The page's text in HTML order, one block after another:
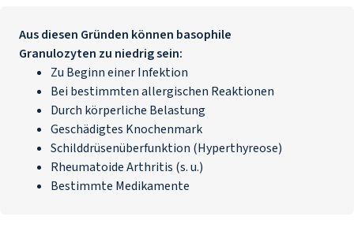
Aus diesen Gründen können basophile
Granulozyten zu niedrig sein:
Zu Beginn einer Infektion
Bei bestimmten allergischen Reaktionen
Durch körperliche Belastung
Geschädigtes Knochenmark
Schilddrüsenüberfunktion (Hyperthyreose)
Rheumatoide Arthritis (s. u.)
Bestimmte Medikamente